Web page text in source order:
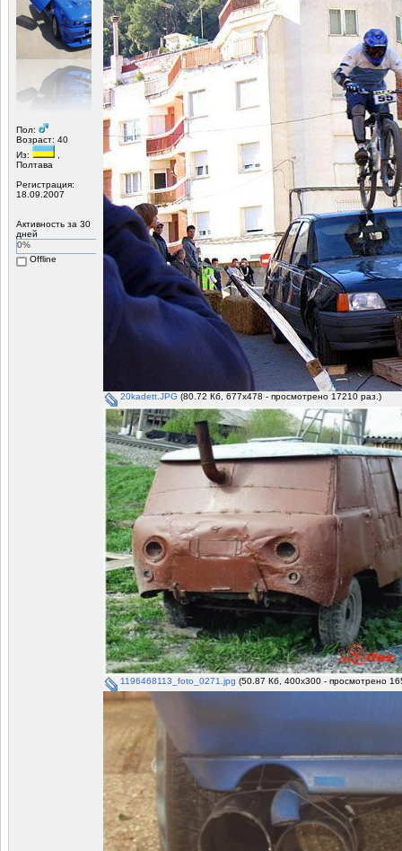
Пол:
Возраст: 40
Из:
Полтава
Регистрация:
18.09.2007
Активность за 30
дней
0%
Offline
20kadett.JPG (80.72 Кб, 677x478 - просмотрено 17210 раз.)
1196468113_foto_0271.jpg (50.87 Кб, 400x300 - просмотрено